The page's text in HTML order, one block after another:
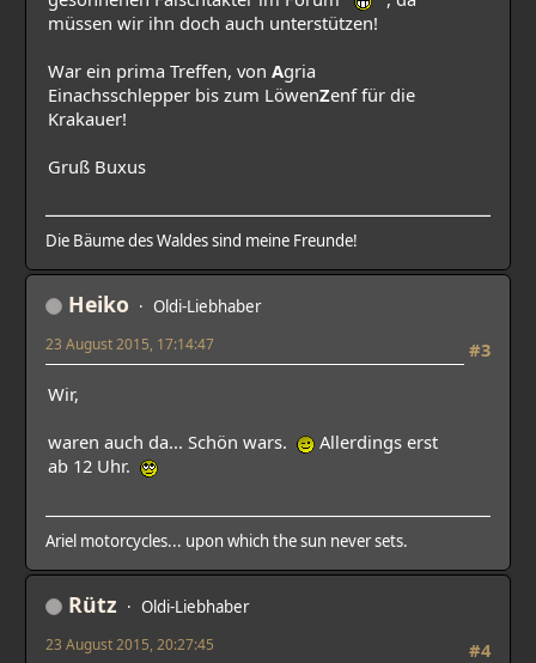
müssen wir ihn doch auch unterstützen!
War ein prima Treffen, von Agria
Einachsschlepper bis zum LöwenZenf für die
Krakauer!
Gruß Buxus
Die Bäume des Waldes sind meine Freunde!
Heiko Oldi-Liebhaber
#3
23 August 2015, 17:14:47
Wir,
waren auch da... Schön wars.
Allerdings erst
ab 12 Uhr.
Ariel motorcycles... upon which the sun never sets.
Rütz Oldi-Liebhaber
#4
23 August 2015, 20:27:45